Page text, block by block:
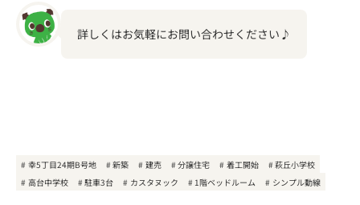
詳しくはお気軽にお問い合わせください♪
幸5丁目24期B号地 新築 建売 分譲住宅 着工開始
萩丘小学校
高台中学校
駐車3台 カスタヌック 1階ベッドルーム シンプル動線